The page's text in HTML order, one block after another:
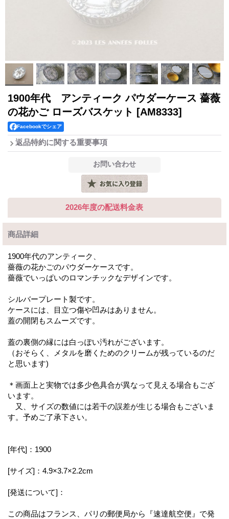
1900年代 アンティーク パウダーケース 薔薇
の花かご ローズバスケット [AM8333]
Facebookでシェア
返品特約に関する重要事項
2026年度の配送料金表
商品詳細
1900年代のアンティーク、
薔薇の花かごのパウダーケースです。
薔薇でいっぱいのロマンチックなデザインです。
シルバープレート製です。
ケースには、目立つ傷や凹みはありません。
蓋の開閉もスムーズです。
蓋の裏側の縁には白っぽい汚れがございます。
（おそらく、メタルを磨くためのクリームが残っているのだ
と思います)
＊画面上と実物では多少色具合が異なって見える場合もござ
います。
又、サイズの数値には若干の誤差が生じる場合もございま
す。予めご了承下さい。
[年代]：1900
[サイズ]：4.9×3.7×2.2cm
[発送について]：
この商品はフランス、パリの郵便局から『速達航空便』で発